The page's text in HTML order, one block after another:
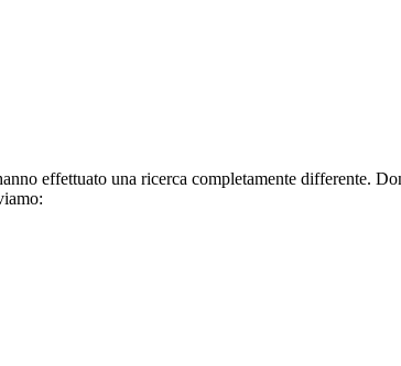
effettuato una ricerca completamente differente.